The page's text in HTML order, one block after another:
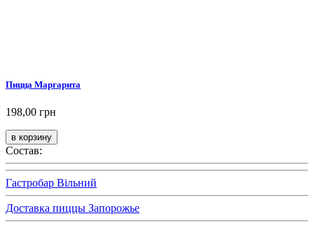
Пицца Маргарита
198,00 грн
Состав:
Гастробар Вільний
Доставка пиццы Запорожье